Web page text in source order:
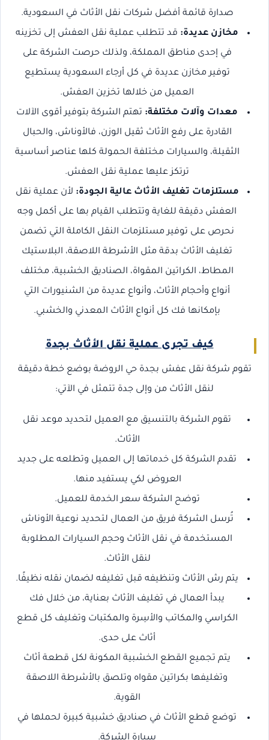
صدارة قائمة أفضل شركات نقل الأثاث في السعودية.
مخازن عديدة: قد تتطلب عملية نقل العفش إلى تخزينه
في إحدى مناطق المملكة، ولذلك حرصت الشركة على
توفير مخازن عديدة في كل أرجاء السعودية يستطيع
العميل من خلالها تخزين العفش.
معدات وآلات مختلفة: تهتم الشركة بتوفير أقوى الآلات
القادرة على رفع الأثاث ثقيل الوزن، فالأوناش، والحبال
الثقيلة، والسيارات مختلفة الحمولة كلها عناصر أساسية
ترتكز عليها عملية نقل العفش.
مستلزمات تغليف الأثاث عالية الجودة: لأن عملية نقل
العفش دقيقة للغاية وتتطلب القيام بها على أكمل وجه
نحرص على توفير مستلزمات النقل الكاملة التي تضمن
تغليف الأثاث بدقة مثل الأشرطة اللاصقة، البلاستيك
المطاط، الكراتين المقواة، الصناديق الخشبية، مختلف
أنواع وأحجام الأثاث، وأنواع عديدة من الشنيورات التي
بإمكانها فك كل أنواع الأثاث المعدني والخشبي.
كيف تجرى عملية نقل الأثاث بجدة
تقوم شركة نقل عفش بجدة حي الروضة بوضع خطة دقيقة
لنقل الأثاث من وإلى جدة تتمثل في الآتي:
تقوم الشركة بالتنسيق مع العميل لتحديد موعد نقل
الأثاث.
تقدم الشركة كل خدماتها إلى العميل وتطلعه على جديد
العروض لكي يستفيد منها.
توضح الشركة سعر الخدمة للعميل.
تُرسل الشركة فريق من العمال لتحديد نوعية الأوناش
المستخدمة في نقل الأثاث وحجم السيارات المطلوبة
لنقل الأثاث.
يتم رش الأثاث وتنظيفه قبل تغليفه لضمان نقله نظيفًا.
يبدأ العمال في تغليف الأثاث بعناية، من خلال فك
الكراسي والمكاتب والأسِرة والمكتبات وتغليف كل قطع
أثاث على حدى.
يتم تجميع القطع الخشبية المكونة لكل قطعة أثاث
وتغليفها بكراتين مقواه وتلصق بالأشرطة اللاصقة
القوية.
توضع قطع الأثاث في صناديق خشبية كبيرة لحملها في
سيارة الشركة.